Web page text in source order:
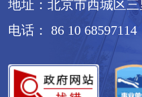
地址：北京市西城区
电话： 86 10